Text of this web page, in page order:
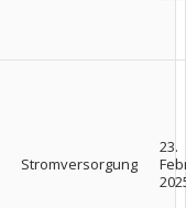
Stromversorgung
23.